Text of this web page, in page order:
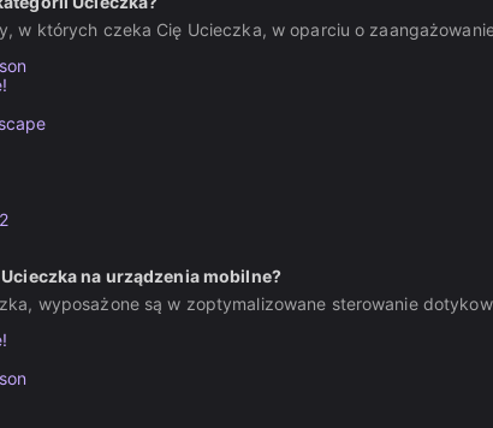
w których czeka Cię Ucieczka, w oparciu o
na urządzenia mobilne?
wyposażone są w zoptymalizowane sterowanie